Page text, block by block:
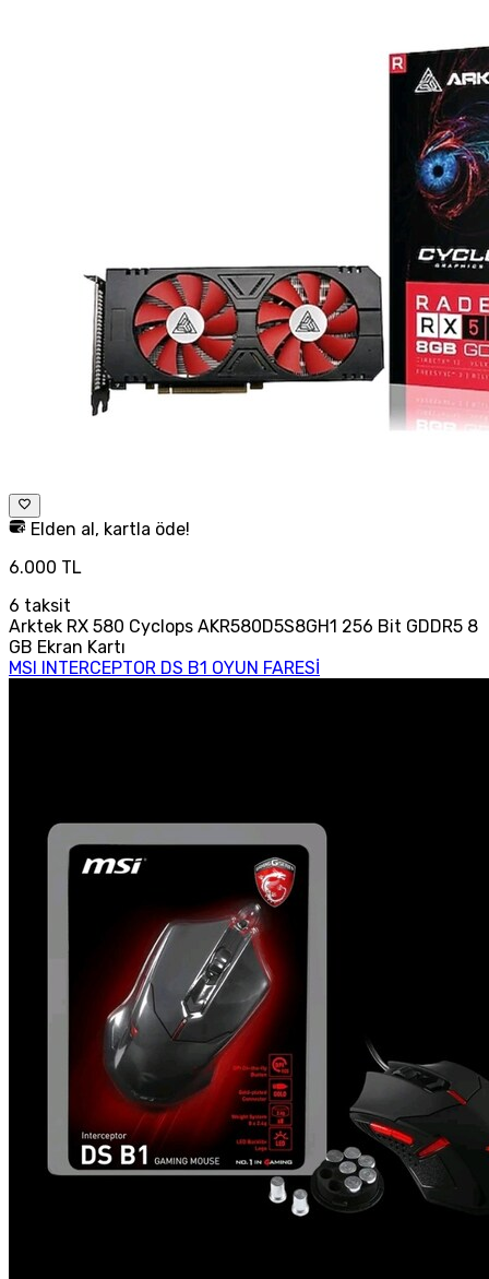
Elden al, kartla öde!
6.000 TL
6 taksit
Arktek RX 580 Cyclops AKR580D5S8GH1 256 Bit GDDR5 8
GB Ekran Kartı
MSI INTERCEPTOR DS B1 OYUN FARESİ